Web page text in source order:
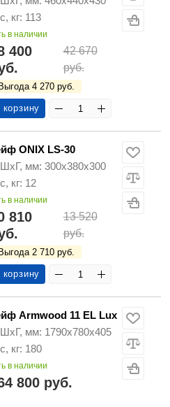
кг: 113
в наличии
400
42 670
руб.
Выгода 4 270 руб.
корзину
ONIX LS-30
мм: 300х380х300
кг: 12
в наличии
810
13 520
руб.
Выгода 2 710 руб.
корзину
Armwood 11 EL Lux
мм: 1790х780х405
кг: 180
в наличии
800 руб.